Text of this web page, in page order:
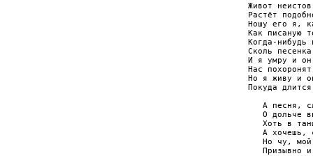
Живот
Растёт
Ношу его я,
Как писаную
Когда-нибудь
Сколь
И я умру и он
Нас
Но я живу и
Покуда
А песня,
О дольче
Хоть в
А хочешь,
Но чу,
Призывно